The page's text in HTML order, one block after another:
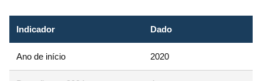
Indicador Dado
Ano de início 2020